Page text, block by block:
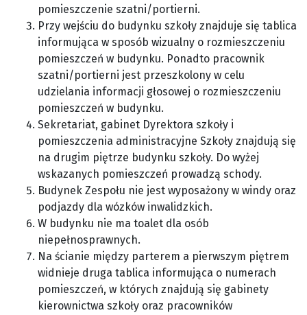
pomieszczenie szatni/portierni.
Przy wejściu do budynku szkoły znajduje się tablica
informująca w sposób wizualny o rozmieszczeniu
pomieszczeń w budynku. Ponadto pracownik
szatni/portierni jest przeszkolony w celu
udzielania informacji głosowej o rozmieszczeniu
pomieszczeń w budynku.
Sekretariat, gabinet Dyrektora szkoły i
pomieszczenia administracyjne Szkoły znajdują się
na drugim piętrze budynku szkoły. Do wyżej
wskazanych pomieszczeń prowadzą schody.
Budynek Zespołu nie jest wyposażony w windy oraz
podjazdy dla wózków inwalidzkich.
W budynku nie ma toalet dla osób
niepełnosprawnych.
Na ścianie między parterem a pierwszym piętrem
widnieje druga tablica informująca o numerach
pomieszczeń, w których znajdują się gabinety
kierownictwa szkoły oraz pracowników